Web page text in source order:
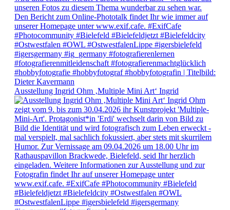
Ausstellung Ingrid Ohm ‚Multiple Mini Art‘ Ingrid